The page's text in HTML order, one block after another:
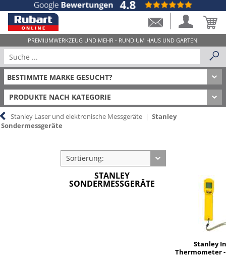
PRODUKTE NACH KATEGORIE
Stanley Laser und elektronische Messgeräte |Stanley
Sondermessgeräte
Sortierung:
STANLEY
SONDERMESSGERÄTE
Stanley
Thermometer -